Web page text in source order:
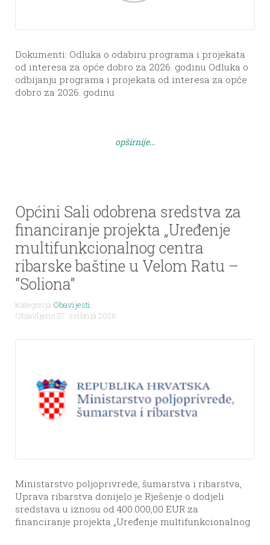
Dokumenti: Odluka o odabiru programa i projekata
od interesa za opće dobro za 2026. godinu Odluka o
odbijanju programa i projekata od interesa za opće
dobro za 2026. godinu
opširnije...
Općini Sali odobrena sredstva za
financiranje projekta „Uređenje
multifunkcionalnog centra
ribarske baštine u Velom Ratu –
“Soliona”
Kategorija Obavijesti,
Objavljeno 27. svibnja 2026.
Ministarstvo poljoprivrede, šumarstva i ribarstva,
Uprava ribarstva donijelo je Rješenje o dodjeli
sredstava u iznosu od 400.000,00 EUR za
financiranje projekta „Uređenje multifunkcionalnog